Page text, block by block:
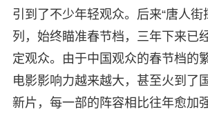
引到了不少年轻观众。后来“唐人街
列，始终瞄准春节档，三年下来已
定观众。由于中国观众的春节档的
电影影响力越来越大，甚至火到了
新片，每一部的阵容相比往年愈加